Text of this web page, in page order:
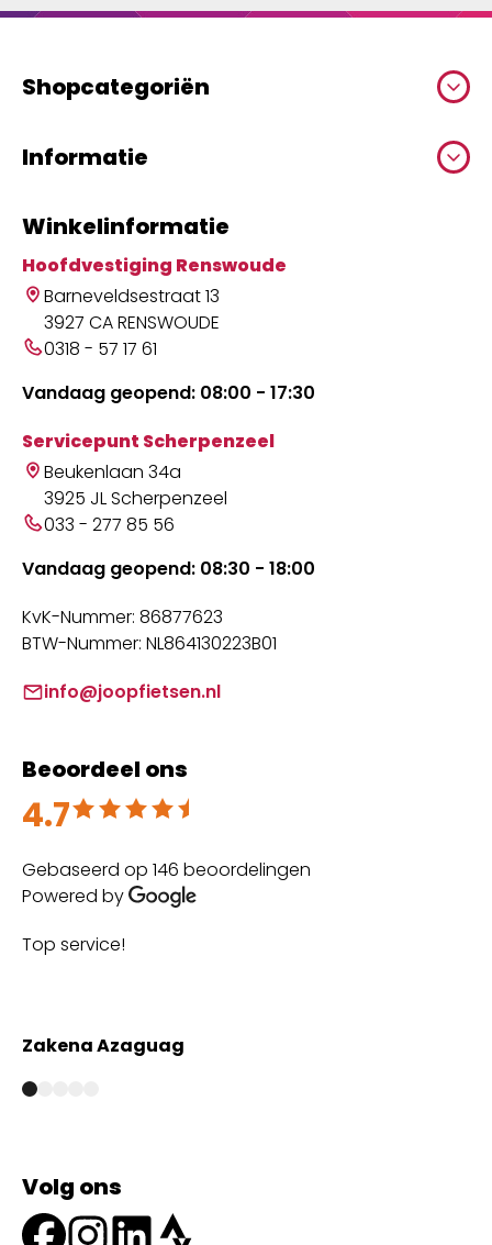
Shopcategoriën
Informatie
Winkelinformatie
Hoofdvestiging Renswoude
Barneveldsestraat 13
3927 CA RENSWOUDE
0318 - 57 17 61
Vandaag geopend: 08:00 - 17:30
Servicepunt Scherpenzeel
Beukenlaan 34a
3925 JL Scherpenzeel
033 - 277 85 56
Vandaag geopend: 08:30 - 18:00
KvK-Nummer: 86877623
BTW-Nummer: NL864130223B01
info@joopfietsen.nl
Beoordeel ons
4.7
Beoordeeld met 4.7 uit 5
Gebaseerd op 146 beoordelingen
Powered by
Top service!
Zakena Azaguag
Volg ons